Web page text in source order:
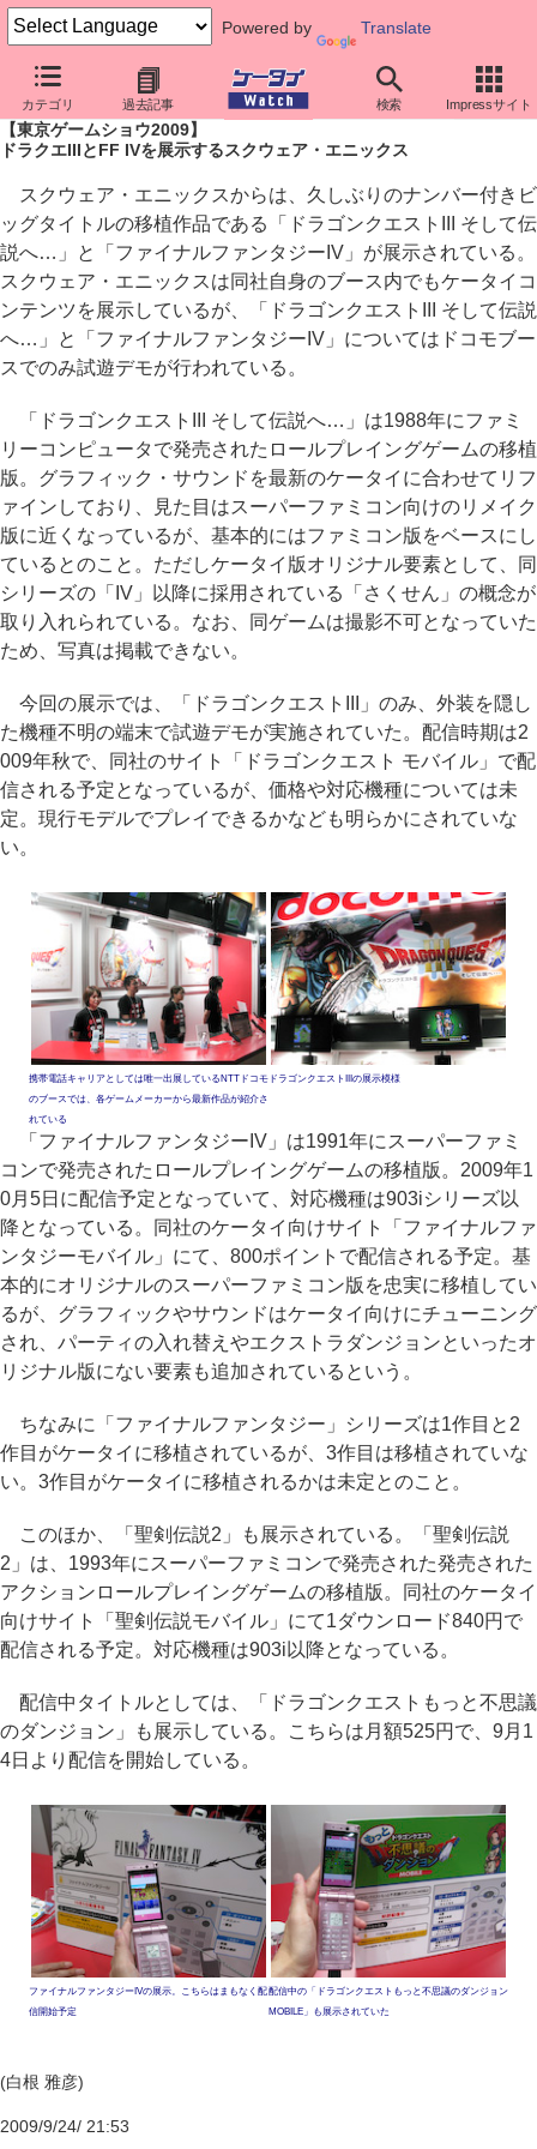
Powered by Translate
カテゴリ 過去記事 検索 Impressサイト
ケータイ Watch イベント 東京ゲームショウ
2009
【東京ゲームショウ2009】
ドラクエIIIとFF IVを展示するスクウェア・エニックス
スクウェア・エニックスからは、久しぶりのナンバー付きビ
ッグタイトルの移植作品である「ドラゴンクエストIII そして伝
説へ…」と「ファイナルファンタジーIV」が展示されている。
スクウェア・エニックスは同社自身のブース内でもケータイコ
ンテンツを展示しているが、「ドラゴンクエストIII そして伝説
へ…」と「ファイナルファンタジーIV」についてはドコモブー
スでのみ試遊デモが行われている。
「ドラゴンクエストIII そして伝説へ…」は1988年にファミ
リーコンピュータで発売されたロールプレイングゲームの移植
版。グラフィック・サウンドを最新のケータイに合わせてリフ
ァインしており、見た目はスーパーファミコン向けのリメイク
版に近くなっているが、基本的にはファミコン版をベースにし
ているとのこと。ただしケータイ版オリジナル要素として、同
シリーズの「IV」以降に採用されている「さくせん」の概念が
取り入れられている。なお、同ゲームは撮影不可となっていた
ため、写真は掲載できない。
今回の展示では、「ドラゴンクエストIII」のみ、外装を隠し
た機種不明の端末で試遊デモが実施されていた。配信時期は2
009年秋で、同社のサイト「ドラゴンクエスト モバイル」で配
信される予定となっているが、価格や対応機種については未
定。現行モデルでプレイできるかなども明らかにされていな
い。
携帯電話キャリアとしては唯一出展しているNTTドコモ
のブースでは、各ゲームメーカーから最新作品が紹介さ
れている
ドラゴンクエストIIIの展示模様
「ファイナルファンタジーIV」は1991年にスーパーファミ
コンで発売されたロールプレイングゲームの移植版。2009年1
0月5日に配信予定となっていて、対応機種は903iシリーズ以
降となっている。同社のケータイ向けサイト「ファイナルファ
ンタジーモバイル」にて、800ポイントで配信される予定。基
本的にオリジナルのスーパーファミコン版を忠実に移植してい
るが、グラフィックやサウンドはケータイ向けにチューニング
され、パーティの入れ替えやエクストラダンジョンといったオ
リジナル版にない要素も追加されているという。
ちなみに「ファイナルファンタジー」シリーズは1作目と2
作目がケータイに移植されているが、3作目は移植されていな
い。3作目がケータイに移植されるかは未定とのこと。
このほか、「聖剣伝説2」も展示されている。「聖剣伝説
2」は、1993年にスーパーファミコンで発売された発売された
アクションロールプレイングゲームの移植版。同社のケータイ
向けサイト「聖剣伝説モバイル」にて1ダウンロード840円で
配信される予定。対応機種は903i以降となっている。
配信中タイトルとしては、「ドラゴンクエストもっと不思議
のダンジョン」も展示している。こちらは月額525円で、9月1
4日より配信を開始している。
ファイナルファンタジーIVの展示。こちらはまもなく配
信開始予定
配信中の「ドラゴンクエストもっと不思議のダンジョン
MOBILE」も展示されていた
(白根 雅彦)
2009/9/24/ 21:53